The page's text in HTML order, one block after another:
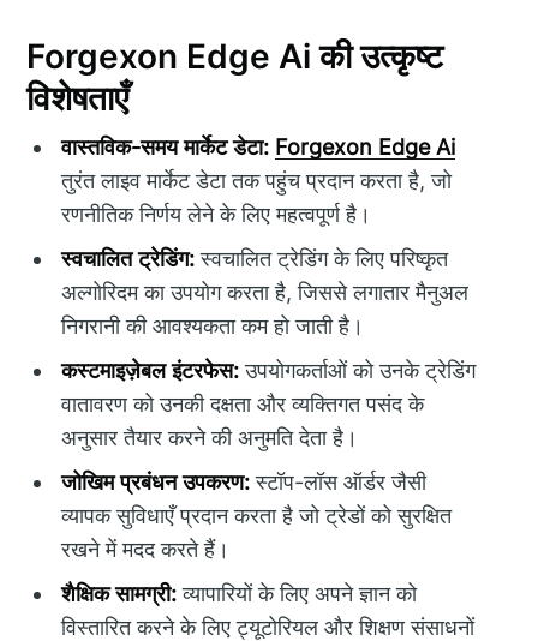
Forgexon Edge Ai की उत्कृष्ट
विशेषताएँ
वास्तविक-समय मार्केट डेटा: Forgexon Edge Ai
तुरंत लाइव मार्केट डेटा तक पहुंच प्रदान करता है, जो
रणनीतिक निर्णय लेने के लिए महत्वपूर्ण है।
स्वचालित ट्रेडिंग:स्वचालित ट्रेडिंग के लिए परिष्कृत
अल्गोरिदम का उपयोग करता है, जिससे लगातार मैनुअल
निगरानी की आवश्यकता कम हो जाती है।
कस्टमाइज़ेबल इंटरफेस:उपयोगकर्ताओं को उनके ट्रेडिंग
वातावरण को उनकी दक्षता और व्यक्तिगत पसंद के
अनुसार तैयार करने की अनुमति देता है।
जोखिम प्रबंधन उपकरण:स्टॉप-लॉस ऑर्डर जैसी
व्यापक सुविधाएँ प्रदान करता है जो ट्रेडों को सुरक्षित
रखने में मदद करते हैं।
शैक्षिक सामग्री:व्यापारियों के लिए अपने ज्ञान को
विस्तारित करने के लिए ट्यूटोरियल और शिक्षण संसाधनों